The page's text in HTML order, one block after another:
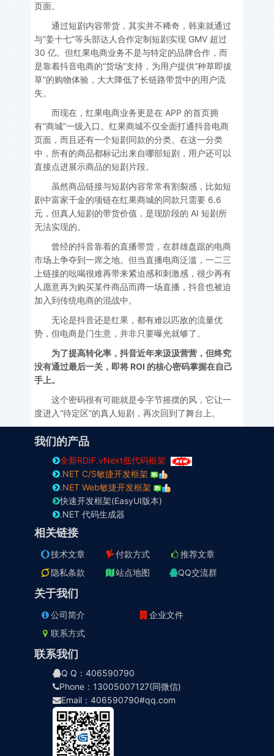
页面。
通过短剧内容带货，其实并不稀奇，韩束就通过
与“姜十七”等头部达人合作定制短剧实现 GMV 超过
30 亿。但红果电商业务不是与特定的品牌合作，而
是靠着抖音电商的“货场”支持，为用户提供“种草即拔
草”的购物体验，大大降低了长链路带货中的用户流
失。
而现在，红果电商业务更是在 APP 的首页拥
有“商城”一级入口。红果商城不仅全面打通抖音电商
页面，而且还有一个短剧同款的分类。在这一分类
中，所有的商品都标记出来自哪部短剧，用户还可以
直接点进展示商品的短剧片段。
虽然商品链接与短剧内容常常有割裂感，比如短
剧中富家千金的项链在红果商城的同款只需要 6.6
元，但真人短剧的带货价值，是现阶段的 AI 短剧所
无法实现的。
曾经的抖音靠着的直播带货，在群雄盘踞的电商
市场上争夺到一席之地。但当直播电商泛滥，一二三
上链接的吆喝很难再带来紧迫感和刺激感，很少再有
人愿意再为购买某件商品而蹲一场直播，抖音也被迫
加入到传统电商的混战中。
无论是抖音还是红果，都有难以匹敌的流量优
势，但电商是门生意，并非只要曝光就够了。
为了提高转化率，抖音近年来汲汲营营，但终究
没有通过最后一关，即将 ROI 的核心密码掌握在自己
手上。
这个密码很有可能就是令字节摇摆的风，它让一
度进入“待定区”的真人短剧，再次回到了舞台上。
我们的产品
全新RDIF.vNext低代码框架
.NET C/S敏捷开发框架
.NET Web敏捷开发框架
快速开发框架(EasyUI版本)
.NET 代码生成器
相关链接
技术文章 付款方式
推荐文章
隐私条款
站点地图 QQ交流群
关于我们
公司简介
企业文件
联系方式
联系我们
Q Q：406590790
Phone：13005007127(同微信)
Email：406590790#qq.com